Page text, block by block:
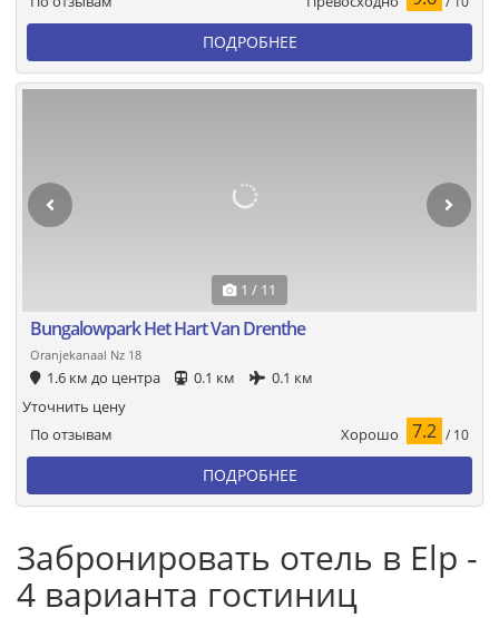
ПОДРОБНЕЕ
1 / 11
Bungalowpark Het Hart Van Drenthe
Oranjekanaal Nz 18
1.6 км до центра 0.1 км 0.1 км
По отзывам Хорошо 7.2 / 10
Уточнить цену
ПОДРОБНЕЕ
Забронировать отель в Elp -
4 варианта гостиниц